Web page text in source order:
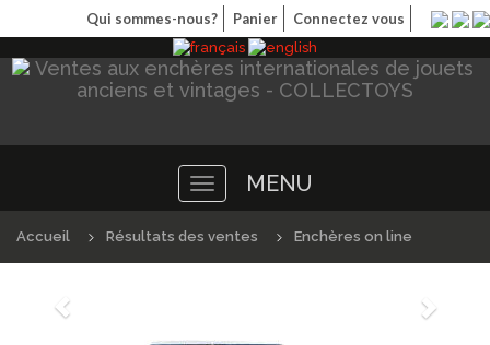
Qui sommes-nous? Panier Connectez vous
Toggle
navigation
MENU
Accueil Résultats des ventes Enchères on line
Précédént